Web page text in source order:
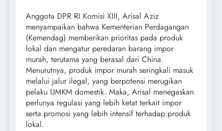
Anggota DPR RI Komisi XIII, Arisal Aziz
menyampaikan bahwa Kementerian Perdagangan
(Kemendag) memberikan prioritas pada produk
lokal dan mengatur peredaran barang impor
murah, terutama yang berasal dari China.
Menurutnya, produk impor murah seringkali masuk
melalui jalur ilegal, yang berpotensi merugikan
pelaku UMKM domestik. Maka, Arisal menegaskan
perlunya regulasi yang lebih ketat terkait impor
serta promosi yang lebih intensif terhadap produk
lokal.